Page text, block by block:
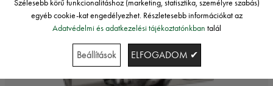
Szélesebb körű funkcionalitáshoz (marketing, statisztika, személyre szabás)
egyéb cookie-kat engedélyezhet. Részletesebb információkat az
Adatvédelmi és adatkezelési tájékoztatónkban talál
Beállítások ELFOGADOM ✔